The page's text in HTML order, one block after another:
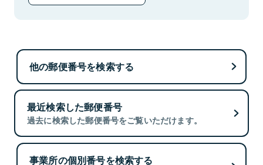
他の郵便番号を検索する
最近検索した郵便番号
過去に検索した郵便番号をご覧いただけます。
事業所の個別番号を検索する